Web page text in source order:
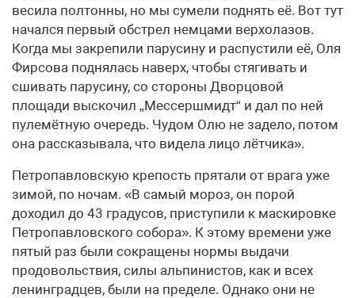
весила полтонны, но мы сумели поднять её. Вот тут
начался первый обстрел немцами верхолазов.
Когда мы закрепили парусину и распустили её, Оля
Фирсова поднялась наверх, чтобы стягивать и
сшивать парусину, со стороны Дворцовой
площади выскочил „Мессершмидт“ и дал по ней
пулемётную очередь. Чудом Олю не задело, потом
она рассказывала, что видела лицо лётчика».
Петропавловскую крепость прятали от врага уже
зимой, по ночам. «В самый мороз, он порой
доходил до 43 градусов, приступили к маскировке
Петропавловского собора». К этому времени уже
пятый раз были сокращены нормы выдачи
продовольствия, силы альпинистов, как и всех
ленинградцев, были на пределе. Однако они не